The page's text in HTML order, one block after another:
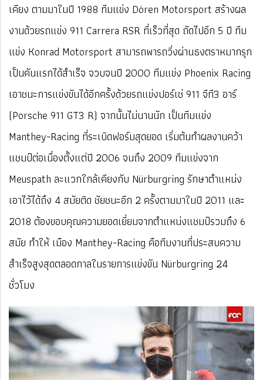
เคียง ตามมาในปี 1988 ทีมแข่ง Dören Motorsport สร้างผล
งานด้วยรถแข่ง 911 Carrera RSR ที่เร็วที่สุด ถัดไปอีก 5 ปี ทีม
แข่ง Konrad Motorsport สามารถพารถวิ่งผ่านธงตราหมากรุก
เป็นคันแรกได้สำเร็จ จวบจนปี 2000 ทีมแข่ง Phoenix Racing
เอาชนะการแข่งขันได้อีกครั้งด้วยรถแข่งปอร์เช่ 911 จีที3 อาร์
(Porsche 911 GT3 R) จากนั้นไม่นานนัก เป็นทีมแข่ง
Manthey-Racing ที่ระเบิดฟอร์มสุดยอด เริ่มต้นทำผลงานคว้า
แชมป์ต่อเนื่องตั้งแต่ปี 2006 จนถึง 2009 ทีมแข่งจาก
Meuspath ละแวกใกล้เคียงกับ Nürburgring รักษาตำแหน่ง
เอาไว้ได้ถึง 4 สมัยติด ชัยชนะอีก 2 ครั้งตามมาในปี 2011 และ
2018 ต้องขอบคุณความยอดเยี่ยมจากตำแหน่งแชมป์รวมถึง 6
สมัย ทำให้ เมือง Manthey-Racing คือทีมงานที่ประสบความ
สำเร็จสูงสุดตลอดกาลในรายการแข่งขัน Nürburgring 24
ชั่วโมง